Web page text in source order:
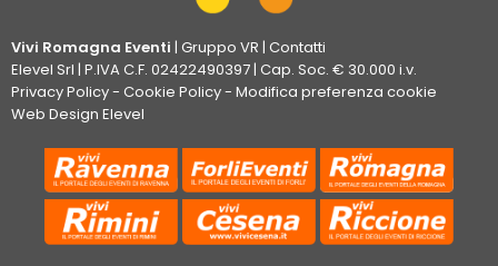
Vivi Romagna Eventi | Gruppo VR | Contatti
Elevel Srl | P.IVA C.F. 02422490397 | Cap. Soc. € 30.000 i.v.
Privacy Policy- Cookie Policy- Modifica preferenza cookie
Web Design Elevel